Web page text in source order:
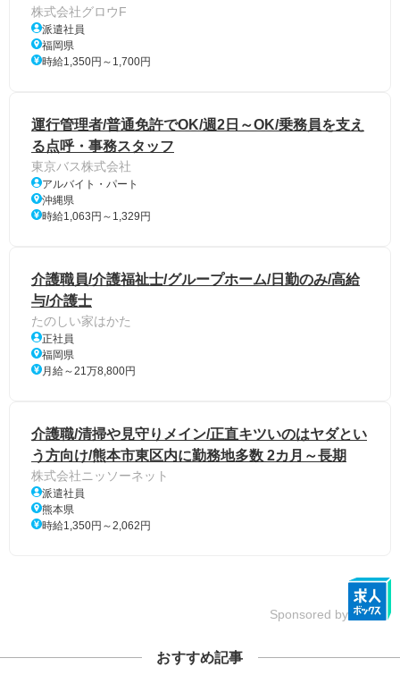
株式会社グロウF
派遣社員
福岡県
時給1,350円～1,700円
運行管理者/普通免許でOK/週2日～OK/乗務員を支え
る点呼・事務スタッフ
東京バス株式会社
アルバイト・パート
沖縄県
時給1,063円～1,329円
介護職員/介護福祉士/グループホーム/日勤のみ/高給
与/介護士
たのしい家はかた
正社員
福岡県
月給～21万8,800円
介護職/清掃や見守りメイン/正直キツいのはヤダとい
う方向け/熊本市東区内に勤務地多数 2カ月～長期
株式会社ニッソーネット
派遣社員
熊本県
時給1,350円～2,062円
Sponsored by
おすすめ記事